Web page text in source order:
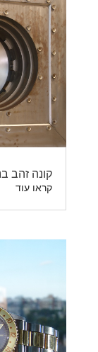
קונה זהב
קראו עוד